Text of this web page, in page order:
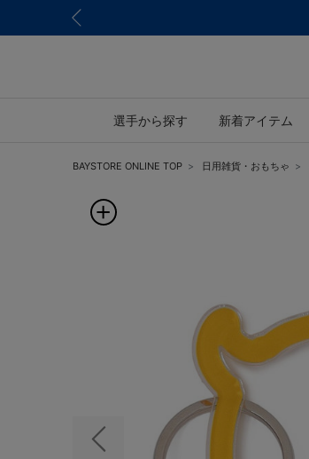
選手から探す 新着アイテム
BAYSTORE ONLINE TOP 日用雑貨・おもちゃ
前の画像